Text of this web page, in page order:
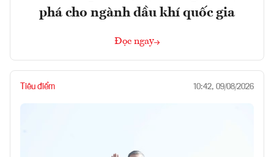
phá cho ngành dầu khí quốc gia
Đọc ngay
Tiêu điểm 10:42, 09/08/2026